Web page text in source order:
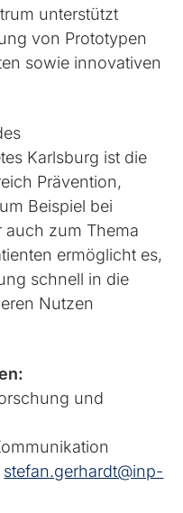
unterstützt
von Prototypen
sowie innovativen
Karlsburg ist die
Prävention,
Beispiel bei
auch zum Thema
ermöglicht es,
schnell in die
Nutzen
und
stefan.gerhardt@inp-